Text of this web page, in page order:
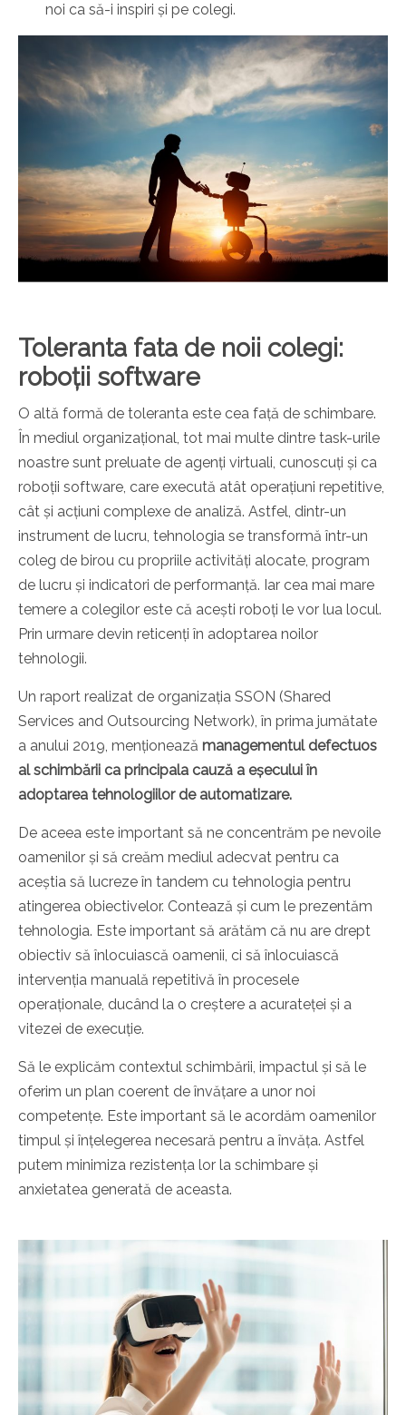
noi ca să-i inspiri și pe colegi.
Toleranta fata de noii colegi:
roboții software
O altă formă de toleranta este cea față de schimbare.
În mediul organizațional, tot mai multe dintre task-urile
noastre sunt preluate de agenți virtuali, cunoscuți și ca
roboții software, care execută atât operațiuni repetitive,
cât și acțiuni complexe de analiză. Astfel, dintr-un
instrument de lucru, tehnologia se transformă într-un
coleg de birou cu propriile activități alocate, program
de lucru și indicatori de performanță. Iar cea mai mare
temere a colegilor este că acești roboți le vor lua locul.
Prin urmare devin reticenți în adoptarea noilor
tehnologii.
Un raport realizat de organizația SSON (Shared
Services and Outsourcing Network), în prima jumătate
a anului 2019, menționează managementul defectuos
al schimbării ca principala cauză a eșecului în
adoptarea tehnologiilor de automatizare.
De aceea este important să ne concentrăm pe nevoile
oamenilor și să creăm mediul adecvat pentru ca
aceștia să lucreze în tandem cu tehnologia pentru
atingerea obiectivelor. Contează și cum le prezentăm
tehnologia. Este important să arătăm că nu are drept
obiectiv să înlocuiască oamenii, ci să înlocuiască
intervenția manuală repetitivă în procesele
operaționale, ducând la o creștere a acurateței și a
vitezei de execuție.
Să le explicăm contextul schimbării, impactul și să le
oferim un plan coerent de învățare a unor noi
competențe. Este important să le acordăm oamenilor
timpul și înțelegerea necesară pentru a învăța. Astfel
putem minimiza rezistența lor la schimbare și
anxietatea generată de aceasta.